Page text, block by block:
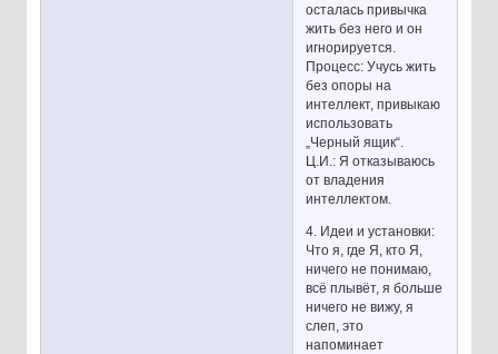
осталась привычка
жить без него и он
игнорируется.
Процесс: Учусь жить
без опоры на
интеллект, привыкаю
использовать
„Черный ящик“.
Ц.И.: Я отказываюсь
от владения
интеллектом.
4. Идеи и установки:
Что я, где Я, кто Я,
ничего не понимаю,
всё плывёт, я больше
ничего не вижу, я
слеп, это
напоминает